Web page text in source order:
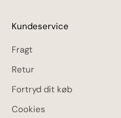
Kundeservice
Fragt
Retur
Fortryd dit køb
Cookies